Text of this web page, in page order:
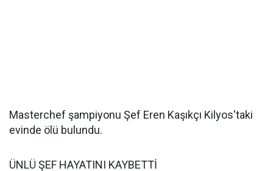
Masterchef şampiyonu Şef Eren Kaşıkçı Kilyos'taki
evinde ölü bulundu.
ÜNLÜ ŞEF HAYATINI KAYBETTİ